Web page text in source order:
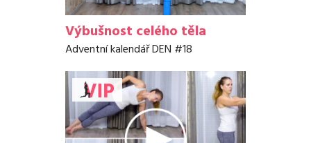
Výbušnost celého těla
Adventní kalendář DEN #18